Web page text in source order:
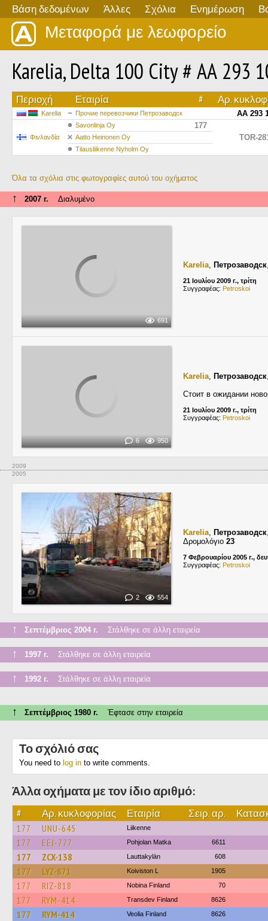
Βάση δεδομένων Άλλες Σχόλια Ενημέρωση
Μεταφορά με λεωφορείο
Karelia, Delta 100 City # АА 293
Περιοχή Εταιρία # Αρ.
Karelia Прочие перевозчики Петрозаводск АА 293
Φινλανδία
Savonlinja Oy
177
TOR-
Aatto Heinonen Oy
Tilausliikenne Nyholm Oy
Όλα τα σχόλια στις φωτογραφίες αυτού του οχήματος
↑ 2007 г. Διαλυμένο
691
Karelia, Петрозаводск
21 Ιουλίου 2009 г., τρίτη
Συγγραφέας: Petroskoi
6 950
Karelia, Петрозаводск
Стоит в ожидании
21 Ιουλίου 2009 г., τρίτη
Συγγραφέας: Petroskoi
2009
2005
2 554
Karelia, Петрозаводск
Δρομολόγιο 23
7 Φεβρουαρίου 2005 г.,
Συγγραφέας: Petroskoi
↑ Σεπτέμβριος 2004 г. Στάλθηκε σε άλλη εταιρεία
↑ 1997 г. Στάλθηκε σε άλλη εταιρεία
↑ 1992 г. Στάλθηκε σε άλλη εταιρεία
↑ Σεπτέμβριος 1980 г. Έφτασε στην εταιρεία
Το σχόλιό σας
You need to log in to write comments.
Άλλα οχήματα με τον ίδιο αριθμό:
# Αρ. κυκλοφορίας Εταιρία Σειρ. αρ.
177 UNU-645 Liikenne
177 EEJ-777 Pohjolan Matka 6611
177 ZCX-138 Lauttakylän 608
177 LYZ-871 Koiviston L 1905
177 RIZ-818 Nobina Finland 70
177 RYM-414 Transdev Finland 8626
177 RYM-414 Veolia Finland 8626